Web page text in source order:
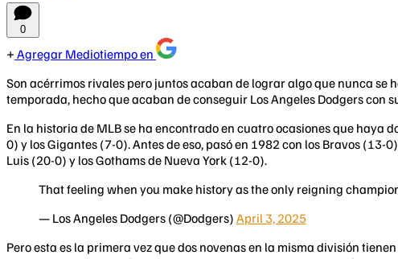
0
Agregar Mediotiempo en
Son acérrimos rivales pero juntos acaban de lograr algo que nunca
temporada, hecho que acaban de conseguir Los Angeles Dodgers con
En la historia de MLB se ha encontrado en cuatro ocasiones que haya
0) y los Gigantes (7-0). Antes de eso, pasó en 1982 con los Bravos
Luis (20-0) y los Gothams de Nueva York (12-0).
That feeling when you make history as the only reigning
— Los Angeles Dodgers (@Dodgers) April 3, 2025
Pero esta es la primera vez que dos novenas en la misma división